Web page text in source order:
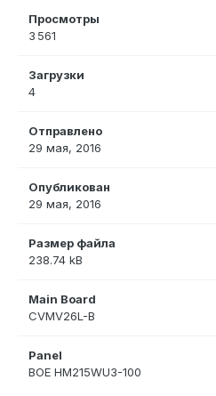
Просмотры
3 561
Загрузки
4
Отправлено
29 мая, 2016
Опубликован
29 мая, 2016
Размер файла
238.74 kB
Main Board
CVMV26L-B
Panel
BOE HM215WU3-100